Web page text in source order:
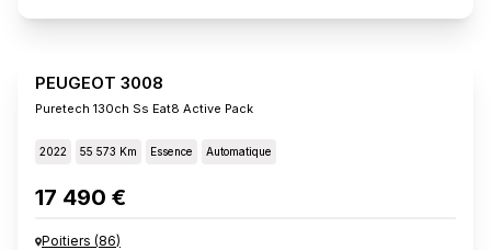
PEUGEOT 3008
Puretech 130ch Ss Eat8 Active Pack
2022 55 573 Km Essence Automatique
17 490 €
Poitiers (86)